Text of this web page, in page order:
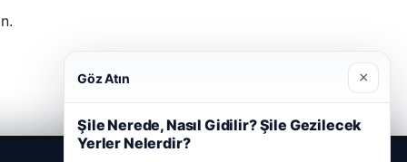
Göz Atın ×
Şile Nerede, Nasıl Gidilir? Şile Gezilecek
Yerler Nelerdir?